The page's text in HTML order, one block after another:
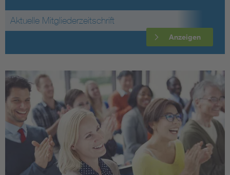
Aktuelle Mitgliederzeitschrift
Anzeigen